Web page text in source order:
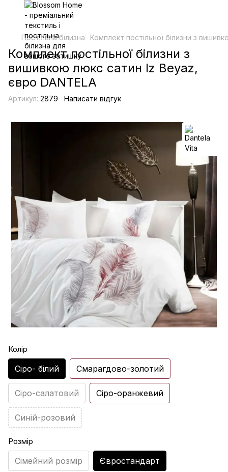
Постільна білизна Комплект постільної білизни з
Комплект постільної білизни з
вишивкою люкс сатин Iz Beyaz,
євро DANTELA
Артикул: 2879 Написати відгук
Колір
Сіро- білий Смарагдово-золотий
Сіро-салатовий Сіро-оранжевий
Синій-розовий
Розмір
Сімейний розмір Євростандарт